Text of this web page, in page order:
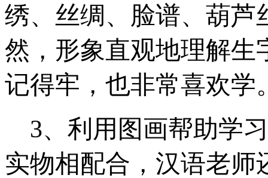
绣、丝绸、脸谱、葫芦
然，形象直观地理解生
记得牢，也非常喜欢学
3、利用图画帮助学
实物相配合，汉语老师